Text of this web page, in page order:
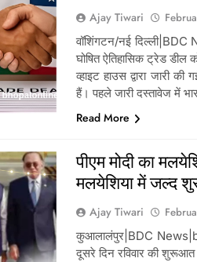
Ajay Tiwari
वॉशिंगटन/नई
घोषित ऐतिहासिक ट्रेड
व्हाइट हाउस द्वारा जारी
हैं। पहले जारी दस्तावेज में
Read More
पीएम मोदी का
मलयेशिया में जल्द
Ajay Tiwari
कुआलालंपुर|BDC
दूसरे दिन रविवार की शुरूआत